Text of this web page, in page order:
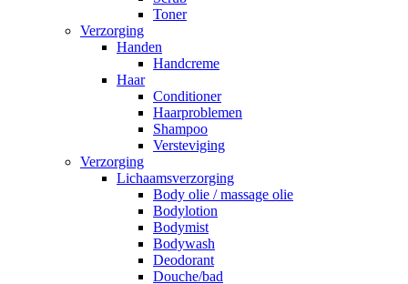
Toner
Verzorging
Handen
Handcreme
Haar
Conditioner
Haarproblemen
Shampoo
Versteviging
Verzorging
Lichaamsverzorging
Body olie / massage olie
Bodylotion
Bodymist
Bodywash
Deodorant
Douche/bad